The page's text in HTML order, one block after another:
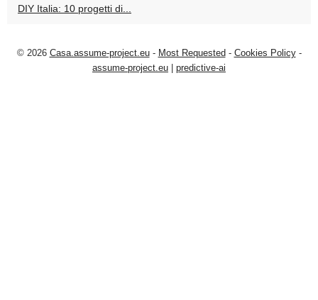
DIY Italia: 10 progetti di...
© 2026 Casa.assume-project.eu- Most Requested - Cookies Policy-
assume-project.eu
predictive-ai